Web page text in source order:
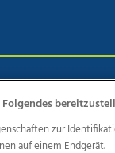
zur
auf einem Endgerät.